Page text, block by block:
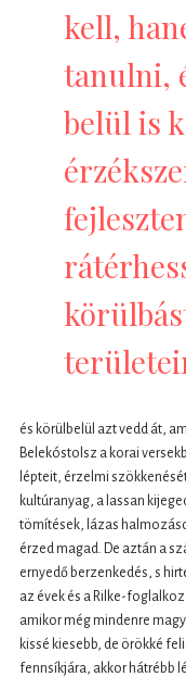
kell,
tanulni,
belül is
és körülbelül azt vedd át,
Belekóstolsz a korai
lépteit, érzelmi
kultúranyag, a lassan
tömítések, lázas
érzed magad. De aztán a
ernyedő berzenkedés, s
az évek és a Rilke-
amikor még mindenre
kissé kiesebb, de örökké
fennsíkjára, akkor hátrébb